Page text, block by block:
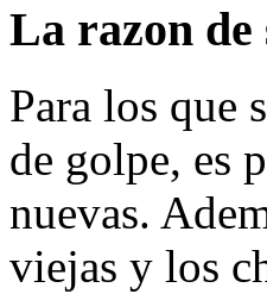
La razon de
Para los que
de golpe, es
nuevas.
viejas y los